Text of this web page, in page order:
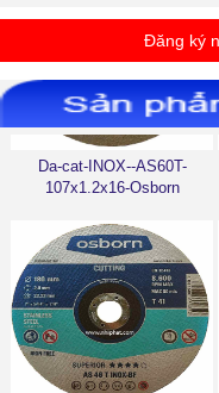
Đăng ký
Da-cat-INOX--AS60T-
107x1.2x16-Osborn